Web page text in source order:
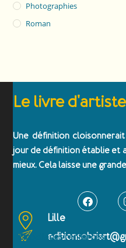
Photographies
Roman
Le livre d'artiste
Une définition
jour de définition établie et
mieux. Cela laisse une
Lille
Emballages renforcés